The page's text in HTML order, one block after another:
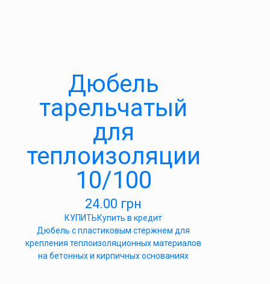
Дюбель
тарельчатый
для
теплоизоляции
10/100
24.00 грн
КУПИТЬКупить в кредит
Дюбель с пластиковым стержнем для
крепления теплоизоляционных материалов
на бетонных и кирпичных основаниях